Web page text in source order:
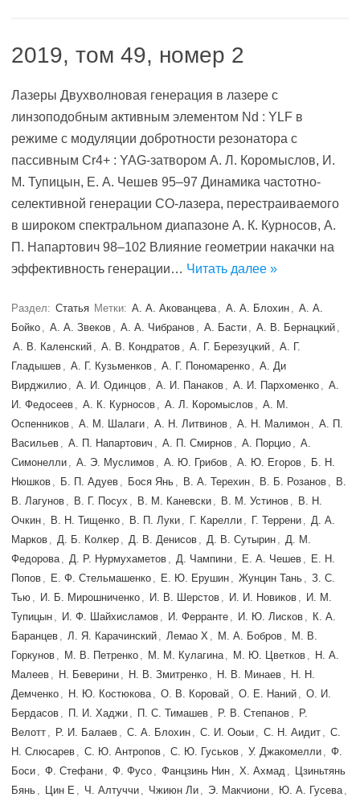
2019, том 49, номер 2
Лазеры Двухволновая генерация в лазере с
линзоподобным активным элементом Nd : YLF в
режиме с модуляции добротности резонатора с
паcсивным Cr4+ : YAG-затвором А. Л. Коромыслов, И.
М. Тупицын, Е. А. Чешев 95–97 Динамика частотно-
селективной генерации СО-лазера, перестраиваемого
в широком спектральном диапазоне А. К. Курносов, А.
П. Напартович 98–102 Влияние геометрии накачки на
эффективность генерации… Читать далее »
Раздел: Статья Метки: А. А. Акованцева , А. А. Блохин , А. А.
Бойко , А. А. Звеков , А. А. Чибранов , А. Басти , А. В. Бернацкий ,
А. В. Каленский , А. В. Кондратов , А. Г. Березуцкий , А. Г.
Гладышев , А. Г. Кузьменков , А. Г. Пономаренко , А. Ди
Вирджилио , А. И. Одинцов , А. И. Панаков , А. И. Пархоменко , А.
И. Федосеев , А. К. Курносов , А. Л. Коромыслов , А. М.
Оспенников , А. М. Шалаги , А. Н. Литвинов , А. Н. Малимон , А. П.
Васильев , А. П. Напартович , А. П. Смирнов , А. Порцио , А.
Симонелли , А. Э. Муслимов , А. Ю. Грибов , А. Ю. Егоров , Б. Н.
Нюшков , Б. П. Адуев , Бося Янь , В. А. Терехин , В. Б. Розанов , В.
В. Лагунов , В. Г. Посух , В. М. Каневски , В. М. Устинов , В. Н.
Очкин , В. Н. Тищенко , В. П. Луки , Г. Карелли , Г. Террени , Д. А.
Марков , Д. Б. Колкер , Д. В. Денисов , Д. В. Сутырин , Д. М.
Федорова , Д. Р. Нурмухаметов , Д. Чампини , Е. А. Чешев , Е. Н.
Попов , Е. Ф. Стельмашенко , Е. Ю. Ерушин , Жунцин Тань , З. С.
Тью , И. Б. Мирошниченко , И. В. Шерстов , И. И. Новиков , И. М.
Тупицын , И. Ф. Шайхисламов , И. Ферранте , И. Ю. Лисков , К. А.
Баранцев , Л. Я. Карачинский , Лемао Х , М. А. Бобров , М. В.
Горкунов , М. В. Петренко , М. М. Кулагина , М. Ю. Цветков , Н. А.
Малеев , Н. Беверини , Н. В. Змитренко , Н. В. Минаев , Н. Н.
Демченко , Н. Ю. Костюкова , О. В. Коровай , О. Е. Наний , О. И.
Бердасов , П. И. Хаджи , П. С. Тимашев , Р. В. Степанов , Р.
Велотт , Р. И. Балаев , С. А. Блохин , С. И. Ооыи , С. Н. Аидит , С.
Н. Слюсарев , С. Ю. Антропов , С. Ю. Гуськов , У. Джакомелли , Ф.
Боси , Ф. Стефани , Ф. Фусо , Фанцзинь Нин , Х. Ахмад , Цзиньтянь
Бянь , Цин Е , Ч. Алтуччи , Чжиюн Ли , Э. Макчиони , Ю. А. Гусева ,